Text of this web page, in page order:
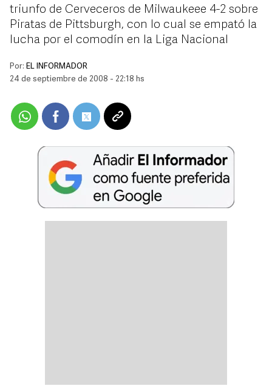
triunfo de Cerveceros de Milwaukeee 4-2 sobre
Piratas de Pittsburgh, con lo cual se empató la
lucha por el comodín en la Liga Nacional
Por: EL INFORMADOR
24 de septiembre de 2008 - 22:18 hs